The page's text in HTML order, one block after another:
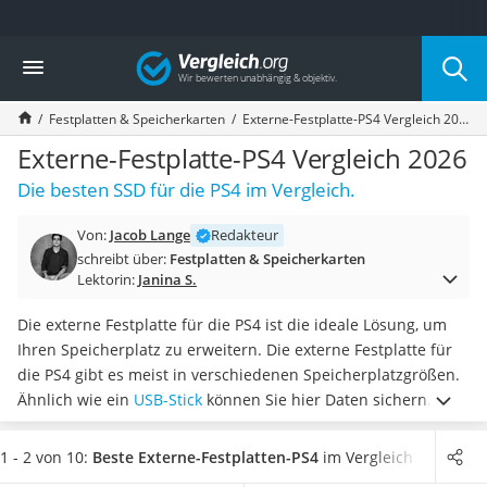
Die beliebtesten Vergleiche nach Kategorie
Elektronik
Powerstation
Monitor 32 Zoll 4K
Fernseher
Drucker
Desktop-PC
Diascanner
Laser-Multifunktionsdrucker
Powerstation mit Solarpanel
Gaming-PC
Soundbar
17-Zoll-Laptop
Satellitenschüssel
Gaming-Headset
Vergleich
Festplatten & Speicherkarten Externe-Festplatte-PS4 Vergleich 2026
Externe-Festplatte-PS4 Vergleich 2026
Die besten SSD für die PS4 im Vergleich.
Von: Jacob Lange
Redakteur
schreibt über: Festplatten & Speicherkarten
Lektorin: Janina S.
Die externe Festplatte für die PS4 ist die ideale Lösung, um
Ihren Speicherplatz zu erweitern. Die externe Festplatte für
die PS4 gibt es meist in verschiedenen Speicherplatzgrößen.
Ähnlich wie ein USB-Stick können Sie hier Daten sichern. Um
möglichst flexibel in der Anwendung zu sein, empfehlen
gängige Online-Tests auchdie Festplatte mit mehreren USB-
1 - 2 von 10: Beste Externe-Festplatten-PS4 im Vergleich